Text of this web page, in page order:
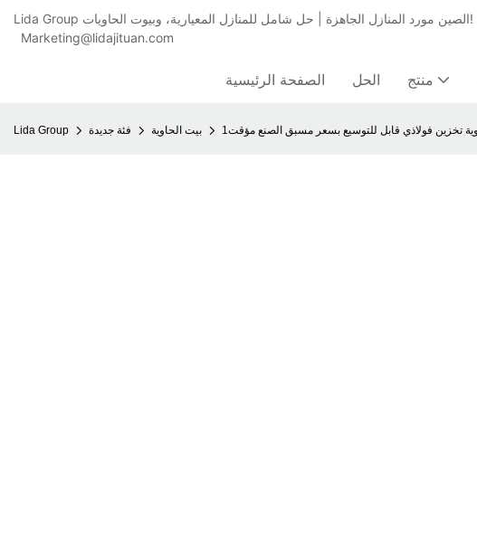
Lida Group الصين مورد المنازل الجاهزة | حل شامل للمنازل المعيارية، وبيوت الحاويات!
Marketing@lidajituan.com
الصفحة الرئيسية الحل منتج
Lida Group فئة جديدة بيت الحاوية تخزين فولاذي قابل للتوسيع بسعر مسبق الصنع مؤقت1